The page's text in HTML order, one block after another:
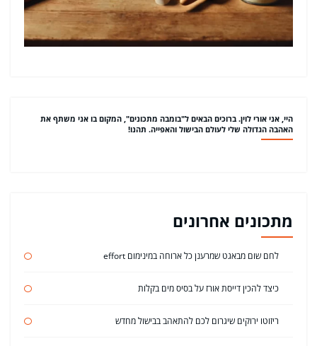
היי, אני אורי לוין. ברוכים הבאים ל"בומבה מתכונים", המקום בו אני משתף את
האהבה הגדולה שלי לעולם הבישול והאפייה. תהנו!
מתכונים אחרונים
לחם שום מבאגט שמרענן כל ארוחה במינימום effort
כיצד להכין דייסת אורז על בסיס מים בקלות
ריזוטו ירוקים שיגרום לכם להתאהב בבישול מחדש